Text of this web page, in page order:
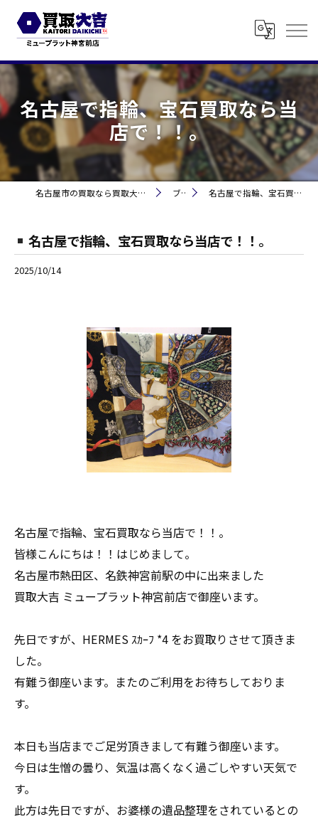
名古屋で指輪、宝石買取なら当
店で！！。
名古屋市の買取なら買取大吉 ミュープラット神宮前 ブログ 名古屋で指輪、宝石買取なら当店で！！。
名古屋で指輪、宝石買取なら当店で！！。
2025/10/14
名古屋で指輪、宝石買取なら当店で！！。
皆様こんにちは！！はじめまして。
名古屋市熱田区、名鉄神宮前駅の中に出来ました
買取大吉 ミュープラット神宮前店で御座います。
先日ですが、HERMES ｽｶｰﾌ *4 をお買取りさせて頂きま
した。
有難う御座います。またのご利用をお待ちしておりま
す。
本日も当店までご足労頂きまして有難う御座います。
今日は生憎の曇り、気温は高くなく過ごしやすい天気で
す。
此方は先日ですが、お婆様の遺品整理をされているとの